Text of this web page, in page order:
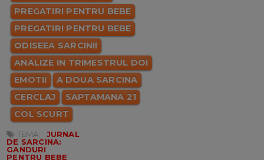
PREGATIRI PENTRU BEBE
PREGATIRI PENTRU BEBE
ODISEEA SARCINII
ANALIZE IN TRIMESTRUL DOI
EMOTII
A DOUA SARCINA
CERCLAJ
SAPTAMANA 21
COL SCURT
TEMA:
JURNAL
DE SARCINA:
GANDURI
PENTRU BEBE